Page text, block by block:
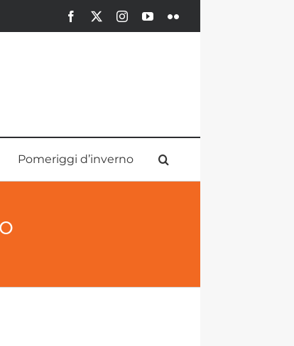
Facebook InstagramYouTubeFlickr
Pomeriggi d’inverno